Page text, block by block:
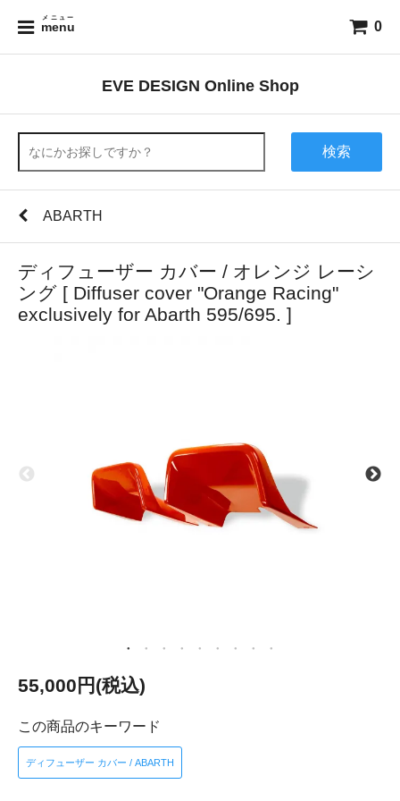
menu
メニュー
0
EVE DESIGN Online Shop
検索
ABARTH
ディフューザー カバー / オレンジ レーシ
ング [ Diffuser cover "Orange Racing"
exclusively for Abarth 595/695. ]
55,000円(税込)
この商品のキーワード
ディフューザー カバー / ABARTH